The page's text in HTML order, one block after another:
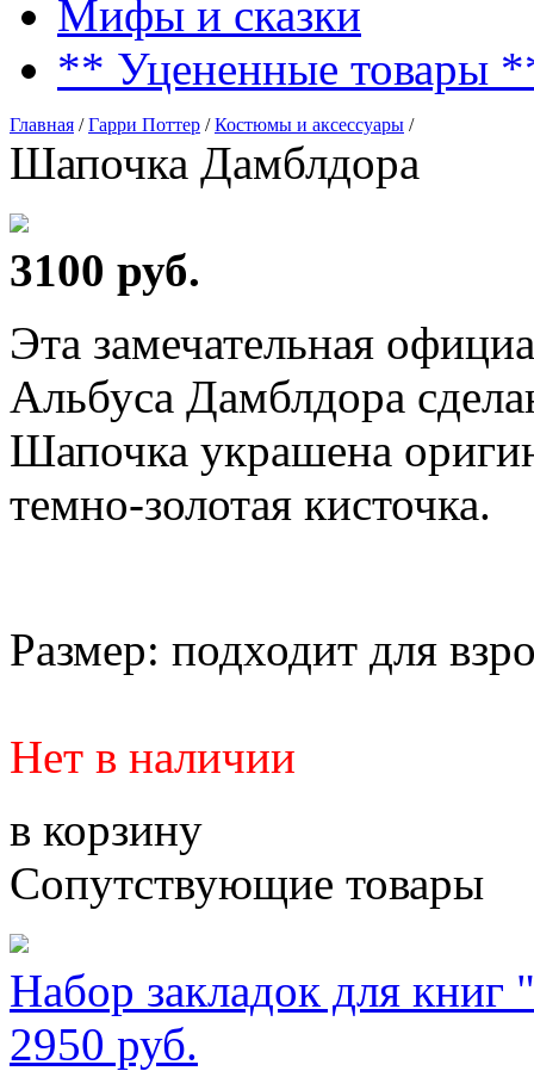
Мифы и сказки
** Уцененные товары
Главная /Гарри Поттер /Костюмы и аксессуары /
Шапочка Дамблдора
3100 руб.
Эта замечательная
Альбуса Дамблдора
Шапочка украшена
темно-золотая кисточка.
Размер: подходит для
Нет в наличии
в корзину
Сопутствующие товары
Набор закладок для книг
2950 руб.